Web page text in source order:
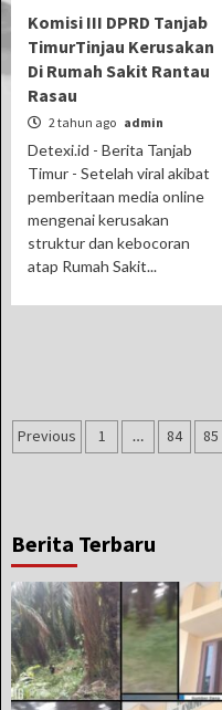
Komisi III DPRD Tanjab
TimurTinjau Kerusakan
Di Rumah Sakit Rantau
Rasau
2 tahun ago admin
Detexi.id - Berita Tanjab
Timur - Setelah viral akibat
pemberitaan media online
mengenai kerusakan
struktur dan kebocoran
atap Rumah Sakit...
Paginasi
Previous 1 … 84 85
Berita Terbaru